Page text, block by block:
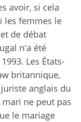
avoir, si cela
les femmes le
de débat
n'a été
Les États-
britannique,
anglais du
mari ne peut pas
le mariage